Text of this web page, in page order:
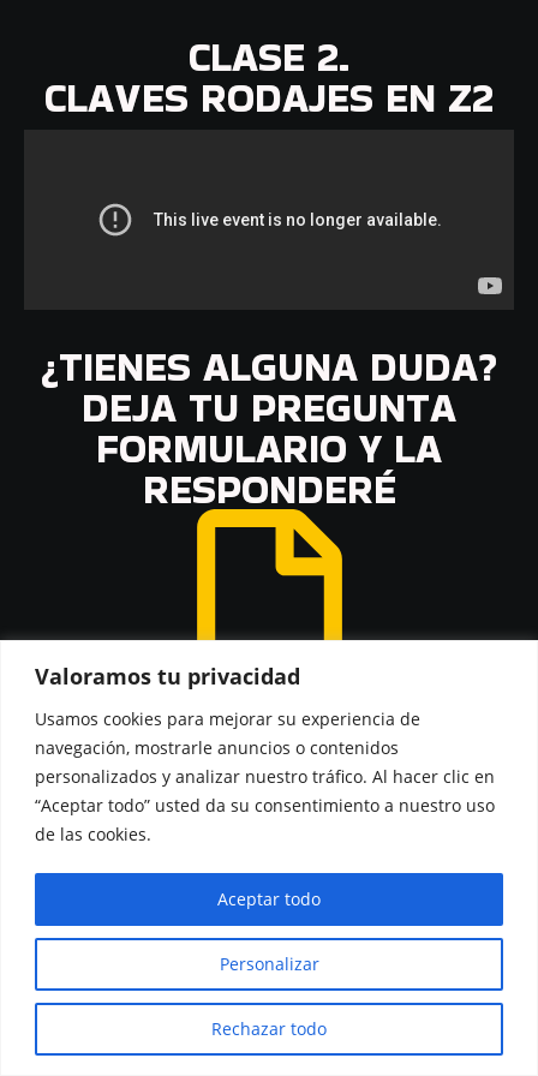
Valoramos tu privacidad
Usamos cookies para mejorar su experiencia de
navegación, mostrarle anuncios o contenidos
personalizados y analizar nuestro tráfico. Al hacer clic en
“Aceptar todo” usted da su consentimiento a nuestro uso
de las cookies.
Personalizar
Rechazar todo
Aceptar todo
CLASE 2.
CLAVES RODAJES EN Z2
¿TIENES ALGUNA DUDA?
DEJA TU PREGUNTA
FORMULARIO Y LA
RESPONDERÉ